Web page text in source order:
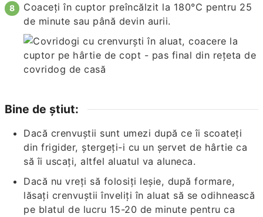
Coaceți în cuptor preîncălzit la 180°C pentru 25
de minute sau până devin aurii.
Bine de știut:
Dacă crenvuștii sunt umezi după ce îi scoateți
din frigider, ștergeți-i cu un șervet de hârtie ca
să îi uscați, altfel aluatul va aluneca.
Dacă nu vreți să folosiți leșie, după formare,
lăsați crenvuștii înveliți în aluat să se odihnească
pe blatul de lucru 15-20 de minute pentru ca